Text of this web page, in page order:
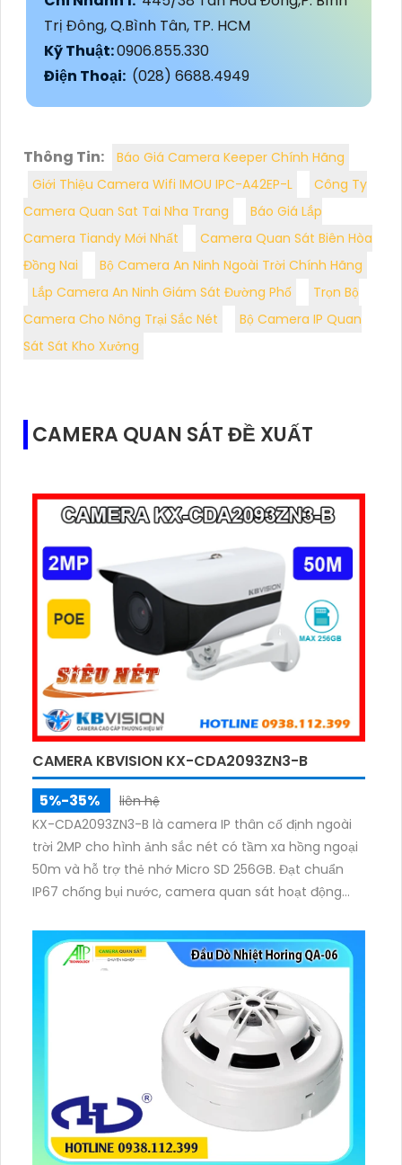
Trị Đông, Q.Bình Tân, TP. HCM
Kỹ Thuật:0906.855.330
Điện Thoại: (028) 6688.4949
Thông Tin:
Báo Giá Camera Keeper Chính Hãng
Giới Thiệu Camera Wifi IMOU IPC-A42EP-L
Công Ty
Camera Quan Sat Tai Nha Trang
Báo Giá Lắp
Camera Tiandy Mới Nhất
Camera Quan Sát Biên Hòa
Đồng Nai
Bộ Camera An Ninh Ngoài Trời Chính Hãng
Lắp Camera An Ninh Giám Sát Đường Phố
Trọn Bộ
Camera Cho Nông Trại Sắc Nét
Bộ Camera IP Quan
Sát Sát Kho Xưởng
CAMERA QUAN SÁT ĐỀ XUẤT
CAMERA KBVISION KX-CDA2093ZN3-B
5%-35%
liên hệ
KX-CDA2093ZN3-B là camera IP thân cố định ngoài
trời 2MP cho hình ảnh sắc nét có tầm xa hồng ngoại
50m và hỗ trợ thẻ nhớ Micro SD 256GB. Đạt chuẩn
IP67 chống bụi nước, camera quan sát hoạt động
hợp công nghệ PoE và tính năng IVS thông minh, tối
ưu giải pháp an ninh hiệu quả.